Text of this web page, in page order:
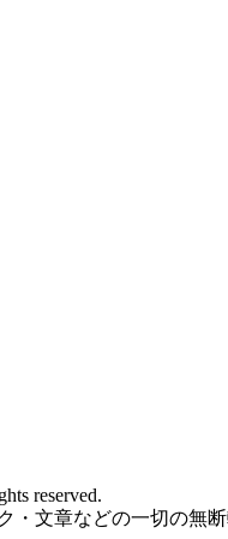
reserved.
文章などの一切の無